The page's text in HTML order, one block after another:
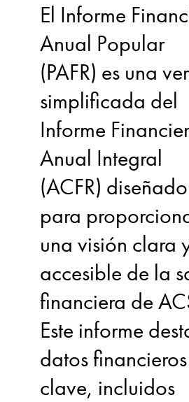
El Informe
Anual Popular
(PAFR) es una
simplificada del
Informe
Anual Integral
(ACFR) diseñado
para
una visión clara
accesible de la
financiera de
Este informe
datos financieros
clave, incluidos